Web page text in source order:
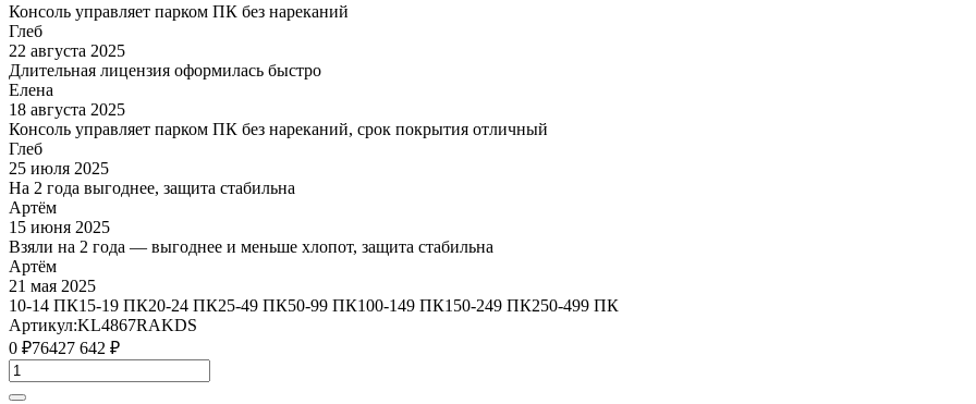
Консоль управляет парком ПК без нареканий
Глеб
22 августа 2025
Длительная лицензия оформилась быстро
Елена
18 августа 2025
Консоль управляет парком ПК без нареканий, срок покрытия отличный
Глеб
25 июля 2025
На 2 года выгоднее, защита стабильна
Артём
15 июня 2025
Взяли на 2 года — выгоднее и меньше хлопот, защита стабильна
Артём
21 мая 2025
10-14 ПК15-19 ПК20-24 ПК25-49 ПК50-99 ПК100-149 ПК150-249 ПК250-499 ПК
Артикул:KL4867RAKDS
0 ₽76427 642 ₽